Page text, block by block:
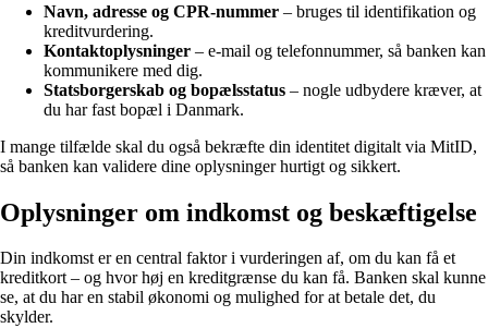
Navn, adresse og CPR-nummer – bruges til identifikation og
kreditvurdering.
Kontaktoplysninger – e-mail og telefonnummer, så banken kan
kommunikere med dig.
Statsborgerskab og bopælsstatus – nogle udbydere kræver, at
du har fast bopæl i Danmark.
I mange tilfælde skal du også bekræfte din identitet digitalt via MitID,
så banken kan validere dine oplysninger hurtigt og sikkert.
Oplysninger om indkomst og beskæftigelse
Din indkomst er en central faktor i vurderingen af, om du kan få et
kreditkort – og hvor høj en kreditgrænse du kan få. Banken skal kunne
se, at du har en stabil økonomi og mulighed for at betale det, du
skylder.